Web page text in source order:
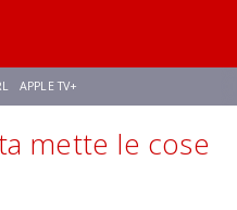
APPLE TV+
TREK AVENGERS: DOOMSDAY
mette le cose